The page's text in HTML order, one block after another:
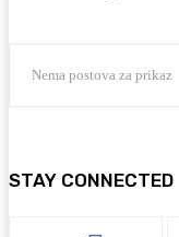
Nema postova za prikaz
STAY CONNECTED